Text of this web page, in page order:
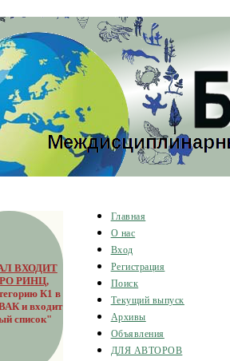
ВХОДИТ
РИНЦ,
К1 в
и входит
список"
Главная
О нас
Вход
Регистрация
Поиск
Текущий выпуск
Архивы
Объявления
ДЛЯ АВТОРОВ